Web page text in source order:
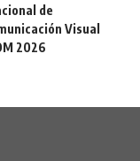
de
Visual
2026